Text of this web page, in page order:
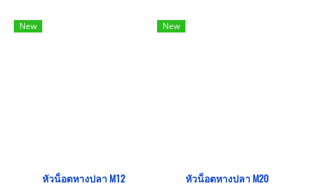
New
หัวน็อตหางปลา M12
New
หัวน็อตหางปลา M20